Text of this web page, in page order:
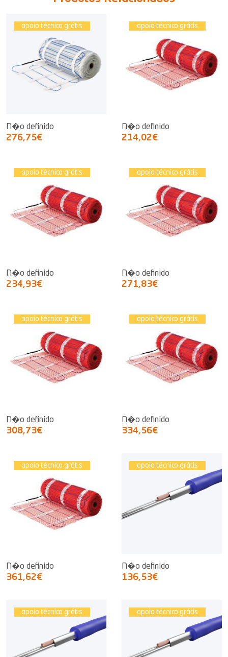
apoio técnico grátis
N�o definido
276,75€
apoio técnico grátis
N�o definido
214,02€
apoio técnico grátis
N�o definido
234,93€
apoio técnico grátis
N�o definido
271,83€
apoio técnico grátis
N�o definido
308,73€
apoio técnico grátis
N�o definido
334,56€
apoio técnico grátis
N�o definido
361,62€
apoio técnico grátis
N�o definido
136,53€
apoio técnico grátis apoio técnico grátis